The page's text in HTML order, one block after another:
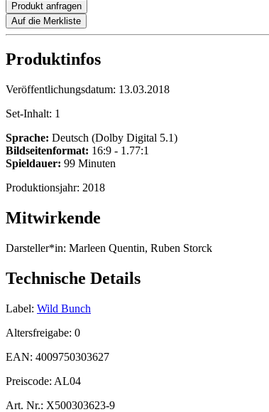
Produkt anfragen
Auf die Merkliste
Produktinfos
Veröffentlichungsdatum: 13.03.2018
Set-Inhalt: 1
Sprache: Deutsch (Dolby Digital 5.1)
Bildseitenformat: 16:9 - 1.77:1
Spieldauer: 99 Minuten
Produktionsjahr: 2018
Mitwirkende
Darsteller*in: Marleen Quentin, Ruben Storck
Technische Details
Label: Wild Bunch
Altersfreigabe: 0
EAN: 4009750303627
Preiscode: AL04
Art. Nr.: X500303623-9